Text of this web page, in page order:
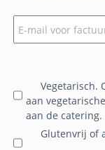
Vegetarisch.
aan
aan de catering.
Glutenvrij of